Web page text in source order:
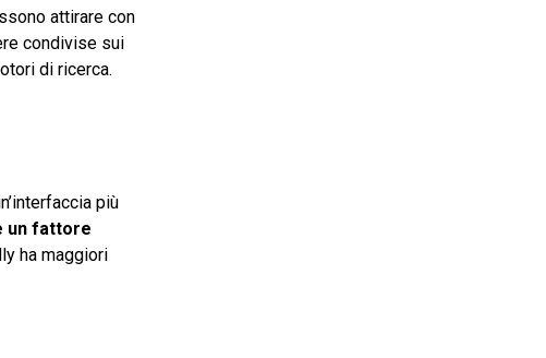
attirare con
condivise sui
di ricerca.
più
un fattore
ha maggiori